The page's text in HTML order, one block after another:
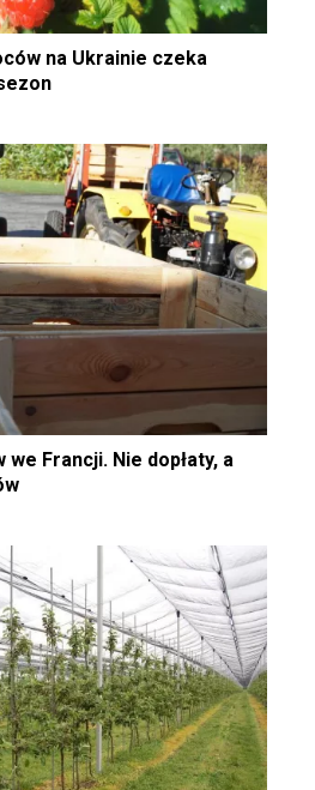
na Ukrainie czeka
Francji. Nie dopłaty, a